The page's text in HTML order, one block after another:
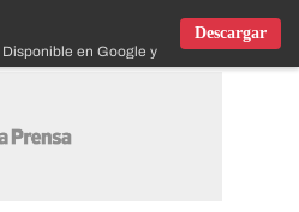
en Google y IOS
Descargar